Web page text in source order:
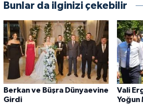
Bunlar da ilginizi çekebilir
Berkan ve Büşra Dünyaevine
Girdi
Vali
Yoğun